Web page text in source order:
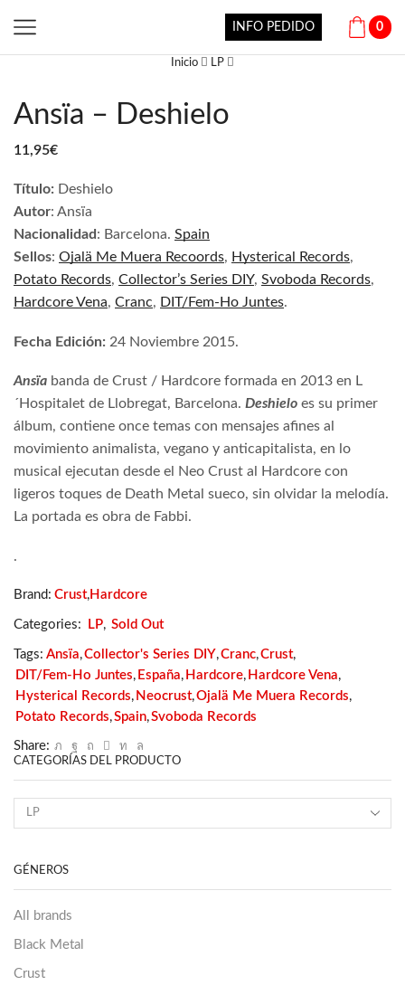
INFO PEDIDO 0
Inicio LP
Ansïa – Deshielo
11,95€
Título: Deshielo
Autor: Ansïa
Nacionalidad : Barcelona. Spain
Sellos: Ojalä Me Muera Recoords, Hysterical Records,
Potato Records, Collector’s Series DIY, Svoboda Records,
Hardcore Vena, Cranc, DIT/Fem-Ho Juntes.
Fecha Edición: 24 Noviembre 2015.
Ansïa banda de Crust / Hardcore formada en 2013 en L
´Hospitalet de Llobregat, Barcelona. Deshielo es su primer
álbum, contiene once temas con mensajes afines al
movimiento animalista, vegano y anticapitalista, en lo
musical ejecutan desde el Neo Crust al Hardcore con
ligeros toques de Death Metal sueco, sin olvidar la melodía.
La portada es obra de Fabbi.
.
Brand: Crust, Hardcore
Categories: LP, Sold Out
Tags: Ansïa,Collector's Series DIY,Cranc,Crust,
DIT/Fem-Ho Juntes, España, Hardcore, Hardcore Vena,
Hysterical Records, Neocrust,Ojalä Me Muera Records,
Potato Records,Spain,Svoboda Records
Share:
CATEGORÍAS DEL PRODUCTO
GÉNEROS
All brands
Black Metal
Crust